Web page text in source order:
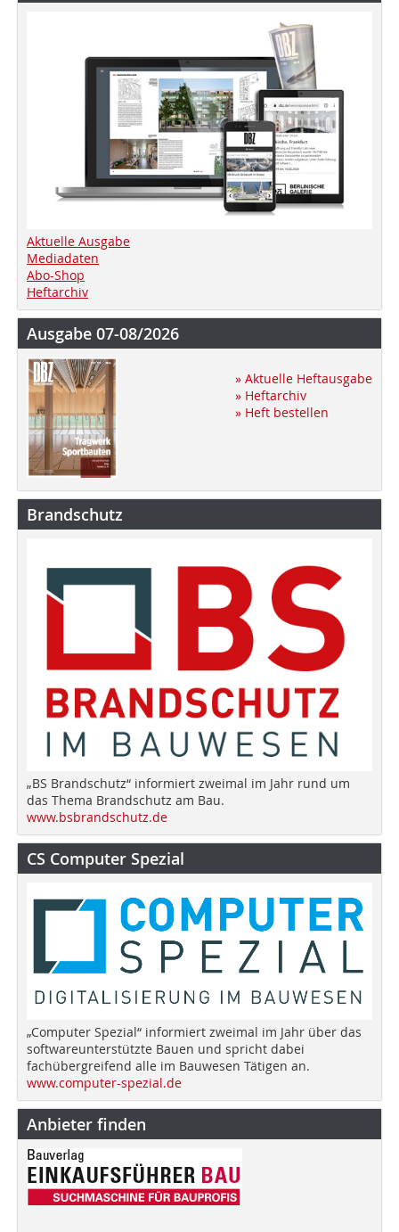
Aktuelle Ausgabe
Mediadaten
Abo-Shop
Heftarchiv
Ausgabe 07-08/2026
» Aktuelle Heftausgabe
» Heftarchiv
» Heft bestellen
Brandschutz
„BS Brandschutz“ informiert zweimal im Jahr rund um
das Thema Brandschutz am Bau.
www.bsbrandschutz.de
CS Computer Spezial
„Computer Spezial“ informiert zweimal im Jahr über das
softwareunterstützte Bauen und spricht dabei
fachübergreifend alle im Bauwesen Tätigen an.
www.computer-spezial.de
Anbieter finden